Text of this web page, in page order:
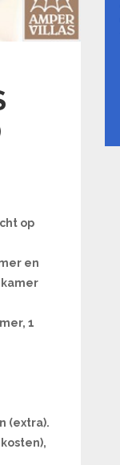
op
en
1
(extra).